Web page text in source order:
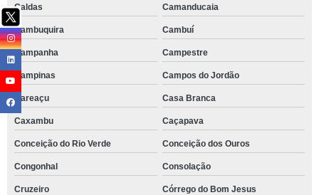
Caldas Camanducaia
Cambuquira Cambuí
Campanha Campestre
Campinas Campos do Jordão
Careaçu Casa Branca
Caxambu Caçapava
Conceição do Rio Verde Conceição dos Ouros
Congonhal Consolação
Cruzeiro Córrego do Bom Jesus